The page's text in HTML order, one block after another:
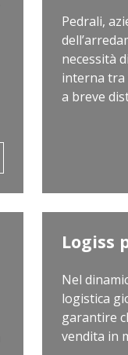
Pedrali,
necessità
interna
a breve
Logiss
Nel
logistica
garantire
vendita in